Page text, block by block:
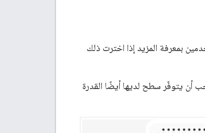
بمعرفة المزيد إذا اخترت ذلك
أن يتوفّر سطح لديها أيضًا القدرة